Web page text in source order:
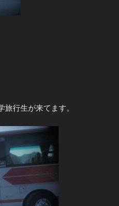
行生が来てます。